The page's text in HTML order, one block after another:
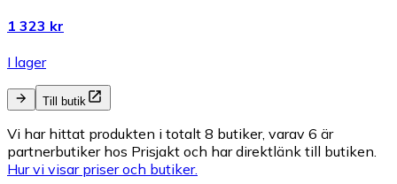
1 323 kr
I lager
Till butik
Vi har hittat produkten i totalt 8 butiker, varav 6 är
partnerbutiker hos Prisjakt och har direktlänk till butiken.
Hur vi visar priser och butiker.